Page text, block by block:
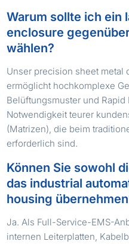
Warum sollte ich ein
enclosure
wählen?
Unser precision sheet metal
ermöglicht hochkomplexe
Belüftungsmuster und
Notwendigkeit teurer
(Matrizen), die beim
erforderlich sind.
Können Sie sowohl
das industrial
housing
Ja. Als Full-Service-EMS-
internen Leiterplatten,